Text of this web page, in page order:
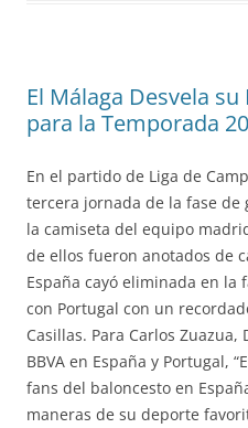
El Málaga Desvela
para la Temporada
En el partido de Liga de
tercera jornada de la fase de
la camiseta del equipo
de ellos fueron anotados de
España cayó eliminada en
con Portugal con un
Casillas. Para Carlos
BBVA en España y Portugal,
fans del baloncesto en
maneras de su deporte